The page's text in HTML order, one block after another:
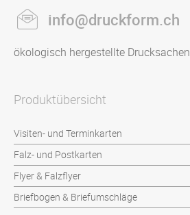
info@druckform.ch
ökologisch hergestellte Drucksachen
Produktübersicht
Visiten- und Terminkarten
Falz- und Postkarten
Flyer & Falzflyer
Briefbogen & Briefumschläge